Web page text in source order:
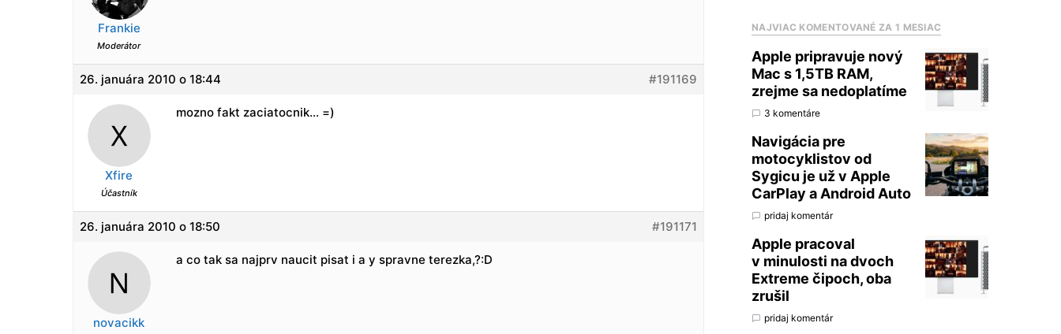
Frankie
Moderátor
26. januára 2010 o 18:44 #191169
Xfire
Účastník
mozno fakt zaciatocnik… =)
26. januára 2010 o 18:50 #191171
novacikk
a co tak sa najprv naucit pisat i a y spravne terezka,?:D
NAJVIAC KOMENTOVANÉ ZA 1 MESIAC
Apple pripravuje nový
Mac s 1,5TB RAM,
zrejme sa nedoplatíme
3 komentáre
Navigácia pre
motocyklistov od
Sygicu je už v Apple
CarPlay a Android Auto
pridaj komentár
Apple pracoval
v minulosti na dvoch
Extreme čipoch, oba
zrušil
pridaj komentár